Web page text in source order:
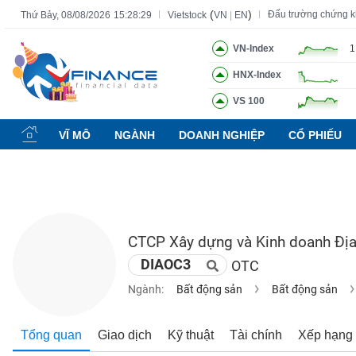
Thứ Bảy, 08/08/2026 15:28:30 Vietstock (VN EN) Đấu trường chứng
VN-Index
HNX-Index
VS 100
VĨ MÔ NGÀNH DOANH NGHIỆP CỔ PHIẾU
CTCP Xây dựng và Kinh doanh
DIAOC3 OTC
Ngành: Bất động sản Bất động sản
Tổng quan Giao dịch Kỹ thuật Tài chính Xếp hạng
Tất cả Tính năng Ngành Mã chứng khoán Lãnh đạo
Tính
năng
(-)
NGHIỆP